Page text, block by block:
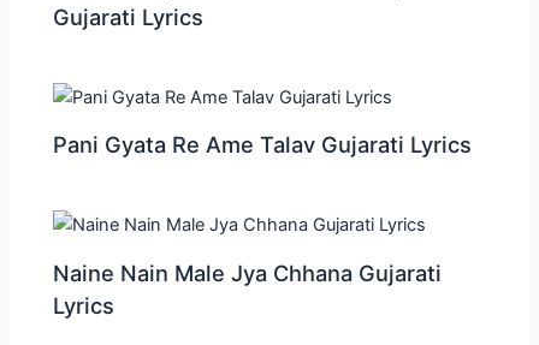
Gujarati Lyrics
Pani Gyata Re Ame Talav Gujarati Lyrics
Naine Nain Male Jya Chhana Gujarati
Lyrics